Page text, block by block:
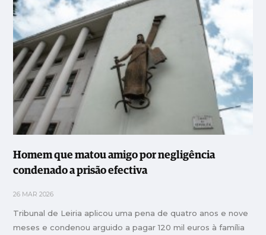
Homem que matou amigo por negligência
condenado a prisão efectiva
26 MAR 2026
Tribunal de Leiria aplicou uma pena de quatro anos e nove
meses e condenou arguido a pagar 120 mil euros à família